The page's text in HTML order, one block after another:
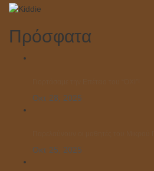
Πρόσφατα
Οκτ 28, 2025
Οκτ 25, 2025